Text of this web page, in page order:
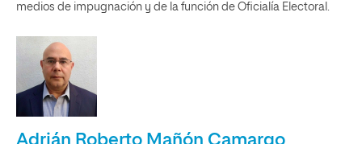
medios de impugnación y de la función de Oficialía Electoral.
Adrián Roberto Mañón Camargo